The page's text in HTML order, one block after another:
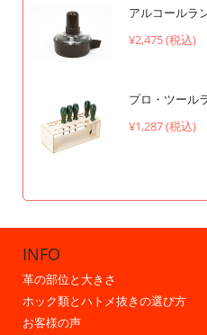
アルコールラ
¥2,475 (税込)
プロ・ツール
¥1,287 (税込)
INFO
革の部位と大きさ
ホック類とハトメ抜きの選び方
お客様の声